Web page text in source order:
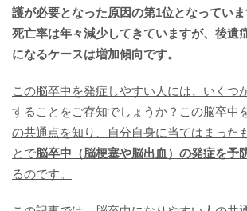
護が必要となった原因の第1位となってい
死亡率は年々減少してきていますが、後遺
になるケースは増加傾向です。
この脳卒中を発症しやすい人には、いくつ
することをご存知でしょうか？この脳卒中
の共通点を知り、自分自身に当てはまった
とで脳卒中（脳梗塞や脳出血）の発症を予
るのです。